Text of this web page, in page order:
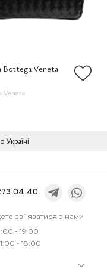
Bottega Veneta
Veneta
Україні
04 40
зв`язатися з нами
- 19:00
- 18:00